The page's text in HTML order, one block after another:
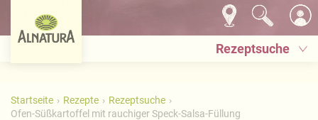
Rezeptsuche
Startseite Rezepte
Rezeptsuche
Ofen-Süßkartoffel mit rauchiger Speck-Salsa-Füllung